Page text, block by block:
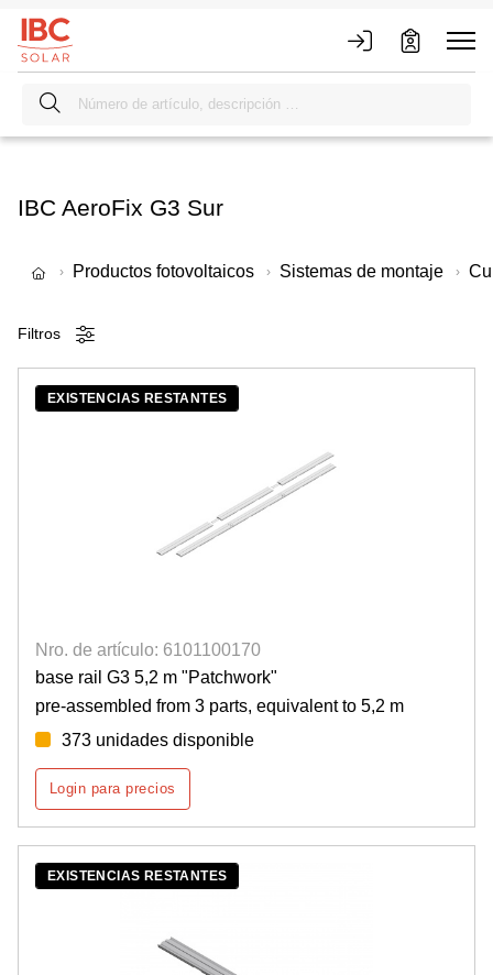
IBC AeroFix G3 Sur
Productos fotovoltaicos Sistemas de montaje
Filtros
EXISTENCIAS RESTANTES
Nro. de artículo: 6101100170
base rail G3 5,2 m "Patchwork"
pre-assembled from 3 parts, equivalent to 5,2 m
373 unidades disponible
Login para precios
EXISTENCIAS RESTANTES